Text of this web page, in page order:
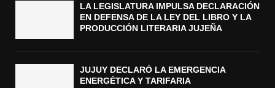
LA LEGISLATURA IMPULSA DECLARACIÓN
EN DEFENSA DE LA LEY DEL LIBRO Y LA
PRODUCCIÓN LITERARIA JUJEÑA
JUJUY DECLARÓ LA EMERGENCIA
ENERGÉTICA Y TARIFARIA